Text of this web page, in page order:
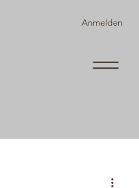
Anmelden